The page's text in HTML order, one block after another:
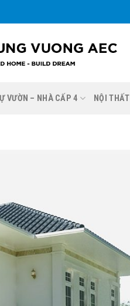
VƯỜN – NHÀ CẤP 4 NỘI THẤT